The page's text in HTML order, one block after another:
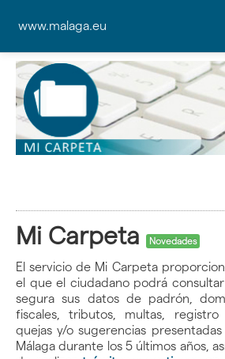
www.malaga.eu
Mi Carpeta Novedades
El servicio de Mi Carpeta
el que el ciudadano podrá
segura sus datos de padrón,
fiscales, tributos, multas,
quejas y/o sugerencias
Málaga durante los 5 últimos años,